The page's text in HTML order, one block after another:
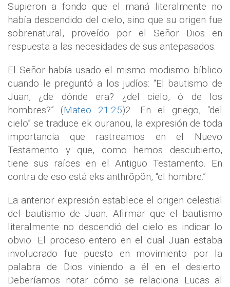
Supieron a fondo que el maná literalmente no
había descendido del cielo, sino que su origen fue
sobrenatural, proveído por el Señor Dios en
respuesta a las necesidades de sus antepasados.
El Señor había usado el mismo modismo bíblico
cuando le preguntó a los judíos: “El bautismo de
Juan, ¿de dónde era? ¿del cielo, ó de los
hombres?” (Mateo 21:25)2. En el griego, “del
cielo” se traduce ek ouranou, la expresión de toda
importancia que rastreamos en el Nuevo
Testamento y que, como hemos descubierto,
tiene sus raíces en el Antiguo Testamento. En
contra de eso está eks anthrõpõn, “el hombre.”
La anterior expresión establece el origen celestial
del bautismo de Juan. Afirmar que el bautismo
literalmente no descendió del cielo es indicar lo
obvio. El proceso entero en el cual Juan estaba
involucrado fue puesto en movimiento por la
palabra de Dios viniendo a él en el desierto.
Deberíamos notar cómo se relaciona Lucas al